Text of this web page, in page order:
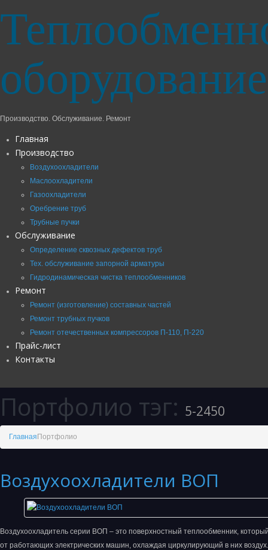
оборудование
Производство. Обслуживание. Ремонт
Главная
Производство
Воздухоохладители
Маслоохладители
Газоохладители
Оребрение труб
Трубные пучки
Обслуживание
Определение сквозных дефектов труб
Тех. обслуживание запорной арматуры
Гидродинамическая чистка теплообменников
Ремонт
Ремонт (изготовление) составных частей
Ремонт трубных пучков
Ремонт отечественных компрессоров П-110, П-220
Прайс-лист
Контакты
Портфолио тэг: 5-2450
Главная Портфолио
Воздухоохладители ВОП
Воздухоохладитель серии ВОП – это поверхностный теплообменник,
от работающих электрических машин, охлаждая циркулирующий в них воздух.